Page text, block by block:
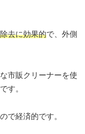
去に効果的で、外側
市販クリーナーを使
す。
で経済的です。